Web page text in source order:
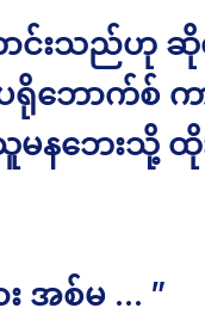
င်းသည်ဟု
ရိုဘောက်စ် က
နဘေးသို့ ထို
အစ်မ … ”